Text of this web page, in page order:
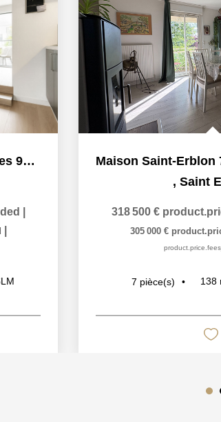
Maison Rennes Métropole 5 pièces 97 m2 Parcelle Sud-Ouest
, Saint
318 500 €
305 000 €
7 pièce(s) 138